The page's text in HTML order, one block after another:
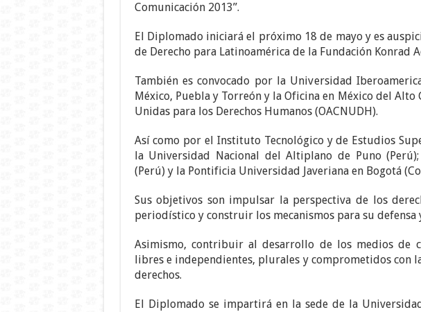
Comunicación 2013”.
El Diplomado iniciará el próximo 18 de mayo y es
de Derecho para Latinoamérica de la Fundación Konrad
También es convocado por la Universidad
México, Puebla y Torreón y la Oficina en México del Alto
Unidas para los Derechos Humanos (OACNUDH).
Así como por el Instituto Tecnológico y de Estudios
la Universidad Nacional del Altiplano de Puno
(Perú) y la Pontificia Universidad Javeriana en Bogotá
Sus objetivos son impulsar la perspectiva de los
periodístico y construir los mecanismos para su defensa
Asimismo, contribuir al desarrollo de los medios de
libres e independientes, plurales y comprometidos con
derechos.
El Diplomado se impartirá en la sede de la